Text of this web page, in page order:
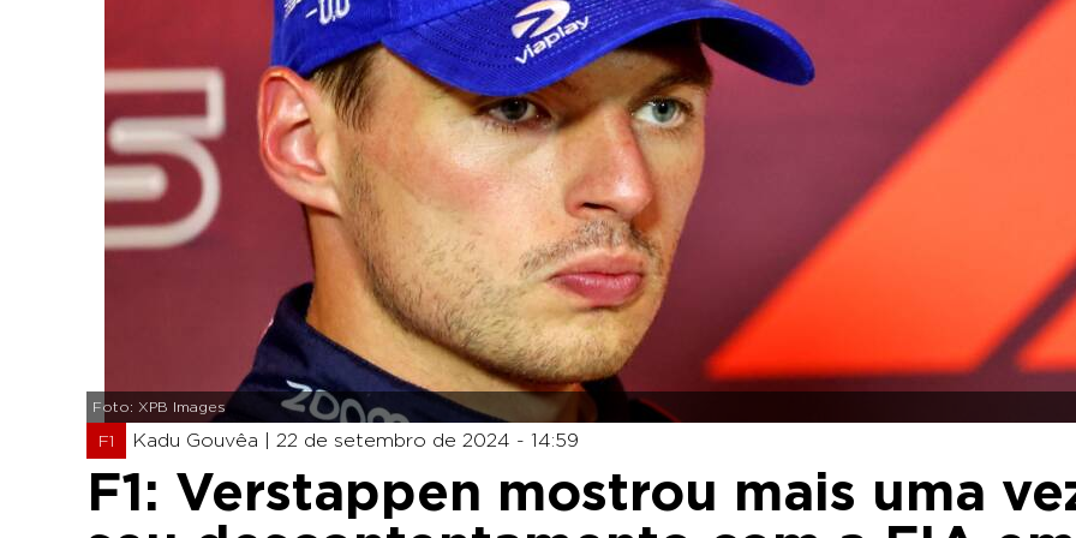
Foto: XPB Images
F1 Kadu Gouvêa | 22 de setembro de 2024 - 14:59
F1: Verstappen mostrou mais uma